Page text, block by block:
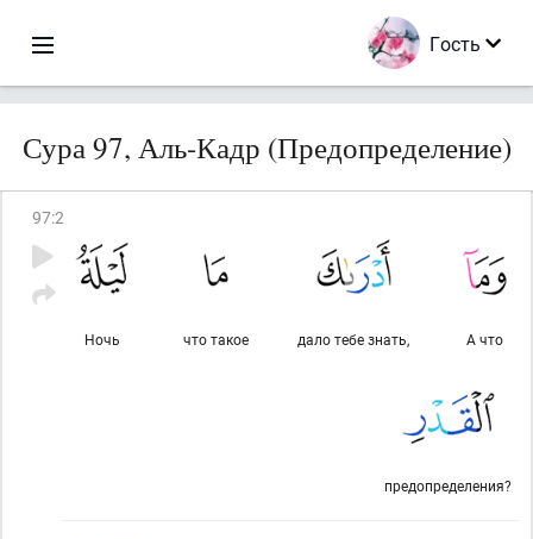
Гость
Сура 97, Аль-Кадр (Предопределение)
97:2
А что
дало тебе знать,
что такое
Ночь
предопределения?